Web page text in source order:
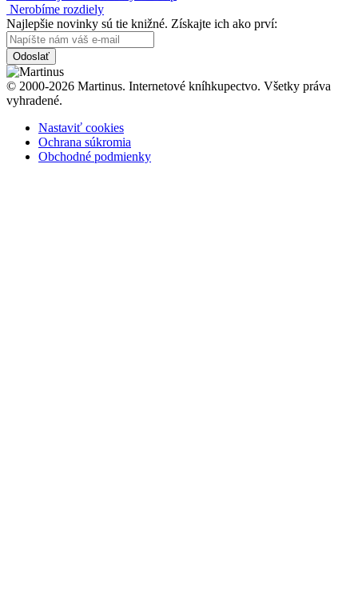
Nerobíme rozdiely
Najlepšie novinky sú tie knižné. Získajte ich ako prví:
Odoslať
© 2000-2026 Martinus. Internetové kníhkupectvo. Všetky práva
vyhradené.
Nastaviť cookies
Ochrana súkromia
Obchodné podmienky